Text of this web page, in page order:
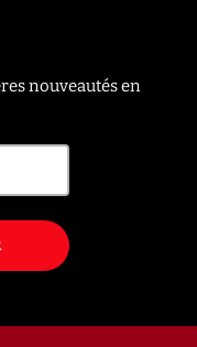
nouveautés en